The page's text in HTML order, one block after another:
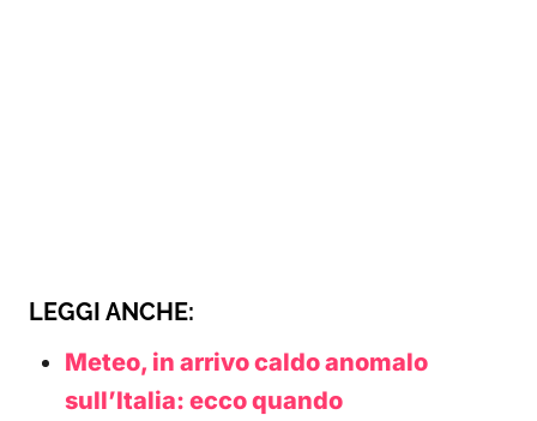
LEGGI ANCHE:
Meteo, in arrivo caldo anomalo
sull’Italia: ecco quando